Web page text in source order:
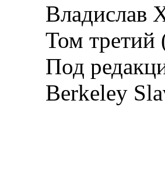
Владислав
Том третий
Под
Berkeley